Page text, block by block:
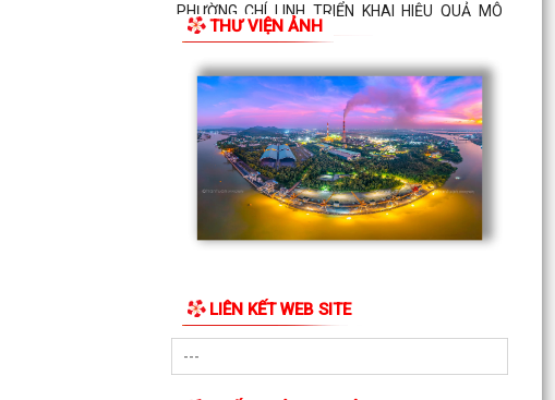
PHƯỜNG CHÍ LINH TRIỂN KHAI HIỆU QUẢ MÔ
HÌNH "NGÀY THỨ NĂM KHÔNG HẸN", NÂNG CAO
THƯ VIỆN ẢNH
LIÊN KẾT WEB SITE